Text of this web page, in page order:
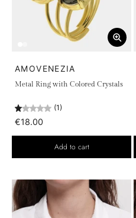
AMOVENEZIA
Metal Ring with Colored Crystals
(1)
€18.00
Add to cart